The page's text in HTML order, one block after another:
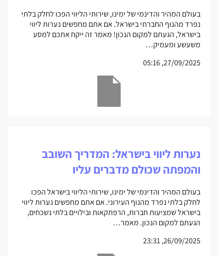
בעולם המהיר והדינמי של ימינו, שירותי הליווי הפכו לחלק בלתי
נפרד מהנוף החברתי בישראל. אם אתם מחפשים נערות ליווי
בישראל, הגעתם למקום הנכון! מאמר זה ייקח אתכם למסע
משעשע ומעמיק…
27/09/2025, 05:16
נערות ליווי בישראל: המדריך השובב
והמפתה שכולם מדברים עליו
בעולם המהיר והדינמי של ימינו, שירותי הליווי בישראל הפכו
לחלק בלתי נפרד מהנוף העירוני. אם אתם מחפשים נערות ליווי
בישראל שמציעות חברות, הרפתקאות ובילויים בלתי נשכחים,
הגעתם למקום הנכון. מאמר…
26/09/2025, 23:31